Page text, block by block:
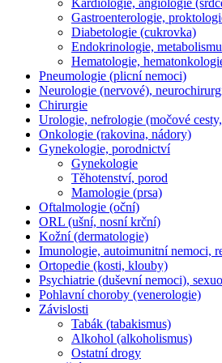
Kardiologie, angiologie
Gastroenterologie,
Diabetologie (cukrovka)
Endokrinologie,
Hematologie,
Pneumologie (plicní nemoci)
Neurologie (nervové),
Chirurgie
Urologie, nefrologie (močové
Onkologie (rakovina, nádory)
Gynekologie, porodnictví
Gynekologie
Těhotenství, porod
Mamologie (prsa)
Oftalmologie (oční)
ORL (ušní, nosní krční)
Kožní (dermatologie)
Imunologie, autoimunitní nemoci,
Ortopedie (kosti, klouby)
Psychiatrie (duševní nemoci),
Pohlavní choroby (venerologie)
Závislosti
Tabák (tabakismus)
Alkohol (alkoholismus)
Ostatní drogy